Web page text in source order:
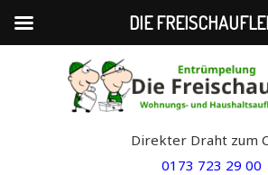
Direkter Draht zum
0173 723 29 00
DIE